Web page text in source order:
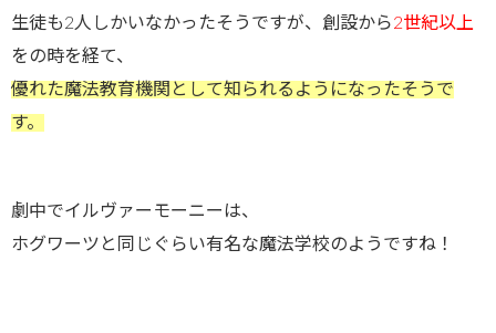
生徒も2人しかいなかったそうですが、創設から2世紀以上
をの時を経て、
優れた魔法教育機関として知られるようになったそうで
す。
劇中でイルヴァーモーニーは、
ホグワーツと同じぐらい有名な魔法学校のようですね！